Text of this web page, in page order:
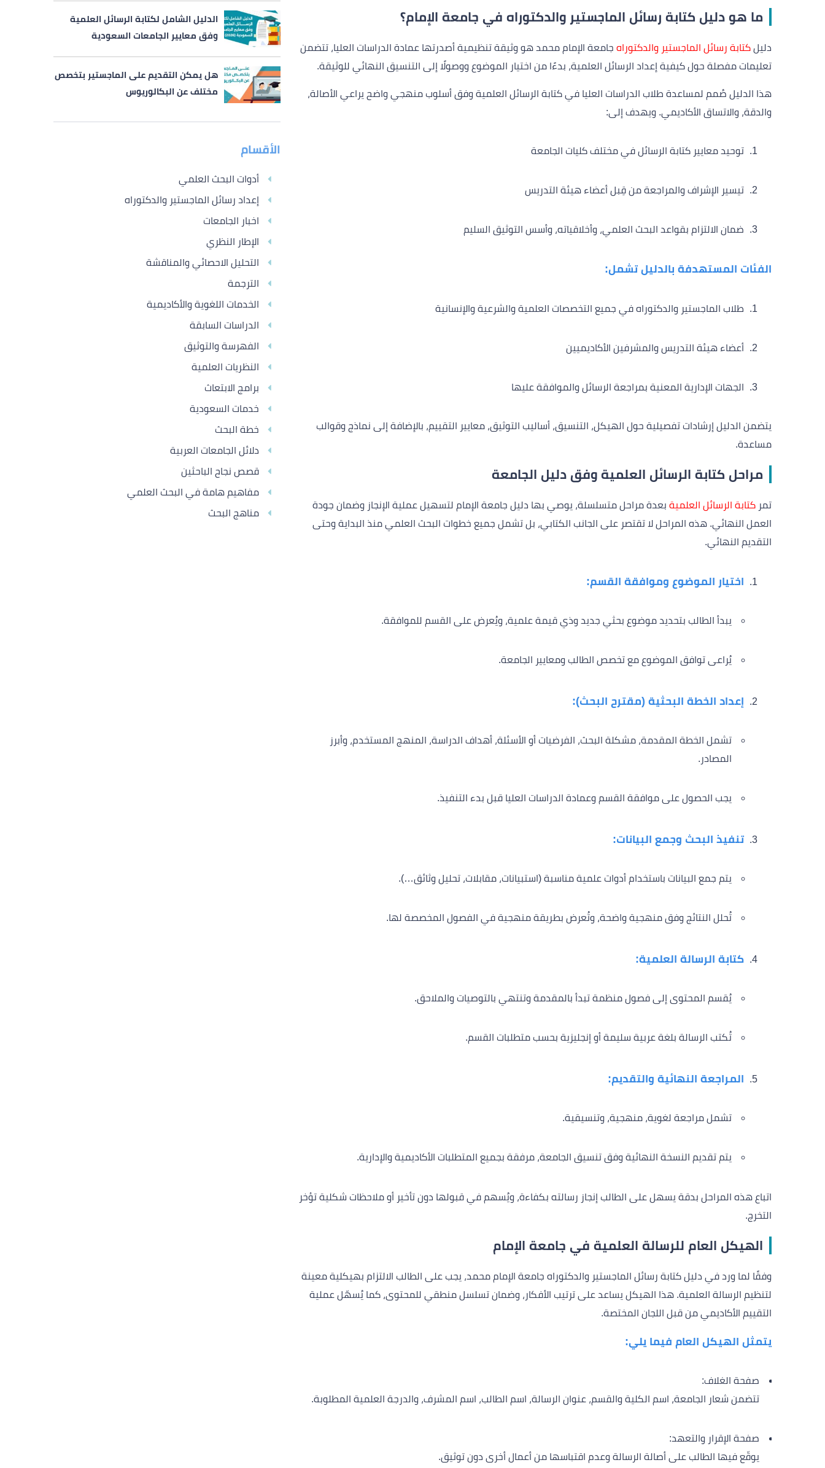
ما هو دليل كتابة رسائل الماجستير والدكتوراه في جامعة الإمام؟
دليل كتابة رسائل الماجستير والدكتوراه جامعة الإمام محمد هو وثيقة تنظيمية أصدرتها عمادة الدراسات العليا، تتضمن
تعليمات مفصلة حول كيفية إعداد الرسائل العلمية، بدءًا من اختيار الموضوع ووصولًا إلى التنسيق النهائي للوثيقة.
هذا الدليل صُمم لمساعدة طلاب الدراسات العليا في كتابة الرسائل العلمية وفق أسلوب منهجي واضح يراعي الأصالة،
والدقة، والاتساق الأكاديمي. ويهدف إلى:
توحيد معايير كتابة الرسائل في مختلف كليات الجامعة
تيسير الإشراف والمراجعة من قِبل أعضاء هيئة التدريس
ضمان الالتزام بقواعد البحث العلمي، وأخلاقياته، وأسس التوثيق السليم
الفئات المستهدفة بالدليل تشمل:
طلاب الماجستير والدكتوراه في جميع التخصصات العلمية والشرعية والإنسانية
أعضاء هيئة التدريس والمشرفين الأكاديميين
الجهات الإدارية المعنية بمراجعة الرسائل والموافقة عليها
يتضمن الدليل إرشادات تفصيلية حول الهيكل، التنسيق، أساليب التوثيق، معايير التقييم، بالإضافة إلى نماذج وقوالب
مساعدة.
مراحل كتابة الرسائل العلمية وفق دليل الجامعة
تمر كتابة الرسائل العلمية بعدة مراحل متسلسلة، يوصي بها دليل جامعة الإمام لتسهيل عملية الإنجاز وضمان جودة
العمل النهائي. هذه المراحل لا تقتصر على الجانب الكتابي، بل تشمل جميع خطوات البحث العلمي منذ البداية وحتى
التقديم النهائي.
اختيار الموضوع وموافقة القسم:
يبدأ الطالب بتحديد موضوع بحثي جديد وذي قيمة علمية، ويُعرض على القسم للموافقة.
يُراعى توافق الموضوع مع تخصص الطالب ومعايير الجامعة.
إعداد الخطة البحثية (مقترح البحث):
تشمل الخطة المقدمة، مشكلة البحث، الفرضيات أو الأسئلة، أهداف الدراسة، المنهج المستخدم، وأبرز
المصادر.
يجب الحصول على موافقة القسم وعمادة الدراسات العليا قبل بدء التنفيذ.
تنفيذ البحث وجمع البيانات:
يتم جمع البيانات باستخدام أدوات علمية مناسبة (استبيانات، مقابلات، تحليل وثائق…).
تُحلل النتائج وفق منهجية واضحة، وتُعرض بطريقة منهجية في الفصول المخصصة لها.
كتابة الرسالة العلمية:
يُقسم المحتوى إلى فصول منظمة تبدأ بالمقدمة وتنتهي بالتوصيات والملاحق.
تُكتب الرسالة بلغة عربية سليمة أو إنجليزية بحسب متطلبات القسم.
المراجعة النهائية والتقديم:
تشمل مراجعة لغوية، منهجية، وتنسيقية.
يتم تقديم النسخة النهائية وفق تنسيق الجامعة، مرفقة بجميع المتطلبات الأكاديمية والإدارية.
اتباع هذه المراحل بدقة يسهل على الطالب إنجاز رسالته بكفاءة، ويُسهم في قبولها دون تأخير أو ملاحظات شكلية تؤخر
التخرج.
الهيكل العام للرسالة العلمية في جامعة الإمام
وفقًا لما ورد في دليل كتابة رسائل الماجستير والدكتوراه جامعة الإمام محمد، يجب على الطالب الالتزام بهيكلية معينة
لتنظيم الرسالة العلمية. هذا الهيكل يساعد على ترتيب الأفكار، وضمان تسلسل منطقي للمحتوى، كما يُسهّل عملية
التقييم الأكاديمي من قبل اللجان المختصة.
يتمثل الهيكل العام فيما يلي:
صفحة الغلاف:
تتضمن شعار الجامعة، اسم الكلية والقسم، عنوان الرسالة، اسم الطالب، اسم المشرف، والدرجة العلمية المطلوبة.
صفحة الإقرار والتعهد:
يوقّع فيها الطالب على أصالة الرسالة وعدم اقتباسها من أعمال أخرى دون توثيق.
الدليل الشامل لكتابة الرسائل العلمية
وفق معايير الجامعات السعودية
هل يمكن التقديم على الماجستير بتخصص
مختلف عن البكالوريوس
الأقسام
أدوات البحث العلمي
إعداد رسائل الماجستير والدكتوراه
اخبار الجامعات
الإطار النظري
التحليل الاحصائي والمناقشة
الترجمة
الخدمات اللغوية والأكاديمية
الدراسات السابقة
الفهرسة والتوثيق
النظريات العلمية
برامج الابتعاث
خدمات السعودية
خطة البحث
دلائل الجامعات العربية
قصص نجاح الباحثين
مفاهيم هامة في البحث العلمي
مناهج البحث